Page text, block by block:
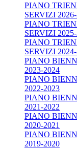
PIANO
SERVIZI
PIANO
SERVIZI
PIANO
SERVIZI
PIANO
2023-2024
PIANO
2022-2023
PIANO
2021-2022
PIANO
2020-2021
PIANO
2019-2020